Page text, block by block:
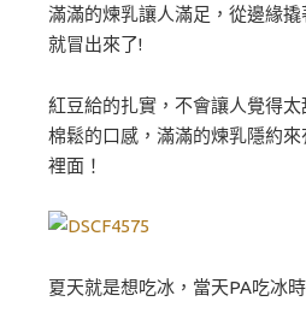
滿滿的煉乳讓人滿足，從邊緣
就冒出來了!
紅豆給的扎實，不會讓人覺得
棉鬆的口感，滿滿的煉乳隱約
裡面！
夏天就是想吃冰，當天PA吃冰